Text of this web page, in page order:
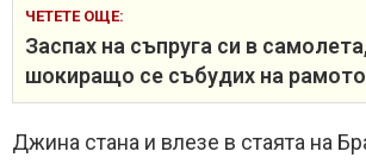
ЧЕТЕТЕ ОЩЕ:
Заспах на съпруга си в
шокиращо се събудих на
Джина стана и влезе в стаята на